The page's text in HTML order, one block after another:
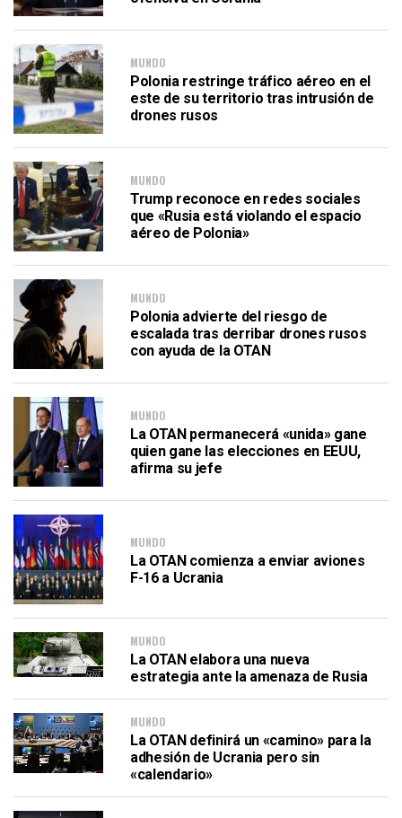
MUNDO
Polonia restringe tráfico aéreo en el
este de su territorio tras intrusión de
drones rusos
MUNDO
Trump reconoce en redes sociales
que «Rusia está violando el espacio
aéreo de Polonia»
MUNDO
Polonia advierte del riesgo de
escalada tras derribar drones rusos
con ayuda de la OTAN
MUNDO
La OTAN permanecerá «unida» gane
quien gane las elecciones en EEUU,
afirma su jefe
MUNDO
La OTAN comienza a enviar aviones
F-16 a Ucrania
MUNDO
La OTAN elabora una nueva
estrategia ante la amenaza de Rusia
MUNDO
La OTAN definirá un «camino» para la
adhesión de Ucrania pero sin
«calendario»